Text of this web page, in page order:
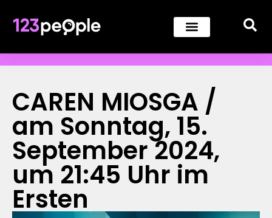
CAREN MIOSGA /
am Sonntag, 15.
September 2024,
um 21:45 Uhr im
Ersten